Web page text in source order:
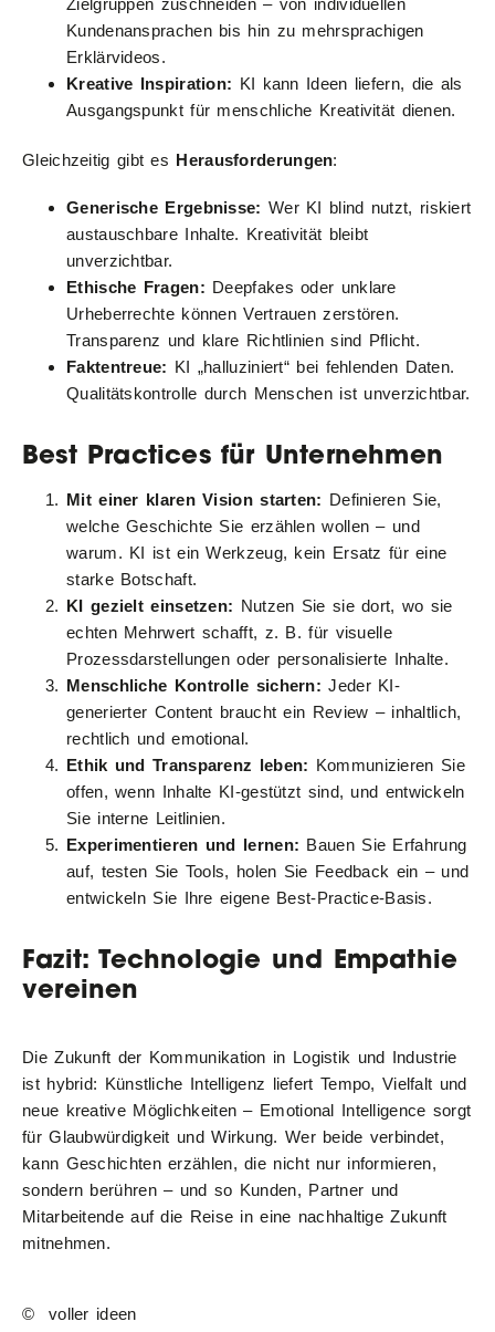
Zielgruppen zuschneiden – von individuellen
Kundenansprachen bis hin zu mehrsprachigen
Erklärvideos.
Kreative Inspiration: KI kann Ideen liefern, die als
Ausgangspunkt für menschliche Kreativität dienen.
Gleichzeitig gibt es Herausforderungen:
Generische Ergebnisse: Wer KI blind nutzt, riskiert
austauschbare Inhalte. Kreativität bleibt
unverzichtbar.
Ethische Fragen: Deepfakes oder unklare
Urheberrechte können Vertrauen zerstören.
Transparenz und klare Richtlinien sind Pflicht.
Faktentreue: KI „halluziniert“ bei fehlenden Daten.
Qualitätskontrolle durch Menschen ist unverzichtbar.
Best Practices für Unternehmen
Mit einer klaren Vision starten: Definieren Sie,
welche Geschichte Sie erzählen wollen – und
warum. KI ist ein Werkzeug, kein Ersatz für eine
starke Botschaft.
KI gezielt einsetzen: Nutzen Sie sie dort, wo sie
echten Mehrwert schafft, z. B. für visuelle
Prozessdarstellungen oder personalisierte Inhalte.
Menschliche Kontrolle sichern: Jeder KI-
generierter Content braucht ein Review – inhaltlich,
rechtlich und emotional.
Ethik und Transparenz leben: Kommunizieren Sie
offen, wenn Inhalte KI-gestützt sind, und entwickeln
Sie interne Leitlinien.
Experimentieren und lernen: Bauen Sie Erfahrung
auf, testen Sie Tools, holen Sie Feedback ein – und
entwickeln Sie Ihre eigene Best-Practice-Basis.
Fazit: Technologie und Empathie
vereinen
Die Zukunft der Kommunikation in Logistik und Industrie
ist hybrid: Künstliche Intelligenz liefert Tempo, Vielfalt und
neue kreative Möglichkeiten – Emotional Intelligence sorgt
für Glaubwürdigkeit und Wirkung. Wer beide verbindet,
kann Geschichten erzählen, die nicht nur informieren,
sondern berühren – und so Kunden, Partner und
Mitarbeitende auf die Reise in eine nachhaltige Zukunft
mitnehmen.
© voller ideen